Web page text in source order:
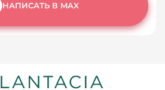
НАПИСАТЬ В MAX